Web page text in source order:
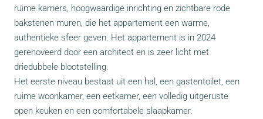
ruime kamers, hoogwaardige inrichting en zichtbare rode
bakstenen muren, die het appartement een warme,
authentieke sfeer geven. Het appartement is in 2024
gerenoveerd door een architect en is zeer licht met
driedubbele blootstelling.
Het eerste niveau bestaat uit een hal, een gastentoilet, een
ruime woonkamer, een eetkamer, een volledig uitgeruste
open keuken en een comfortabele slaapkamer.